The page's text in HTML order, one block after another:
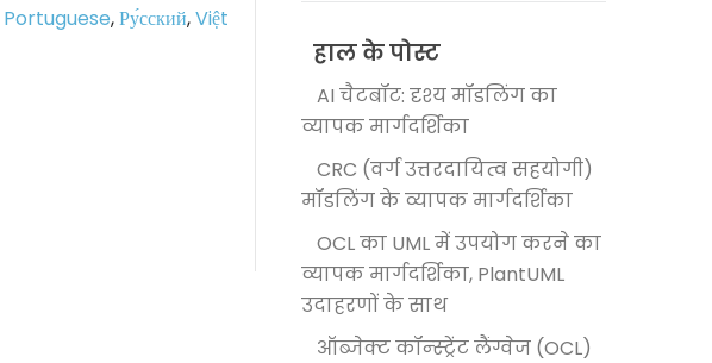
Portuguese,Ру́сский,Việt
हाल के पोस्ट
AI चैटबॉट: दृश्य मॉडलिंग का
व्यापक मार्गदर्शिका
CRC (वर्ग उत्तरदायित्व सहयोगी)
मॉडलिंग के व्यापक मार्गदर्शिका
OCL का UML में उपयोग करने का
व्यापक मार्गदर्शिका, PlantUML
उदाहरणों के साथ
ऑब्जेक्ट कॉन्स्ट्रेंट लैंग्वेज (OCL)